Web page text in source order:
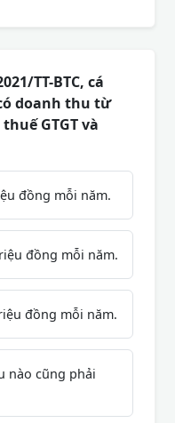
TT-BTC, cá
doanh thu từ
GTGT và
đồng mỗi năm.
đồng mỗi năm.
đồng mỗi năm.
nào cũng phải